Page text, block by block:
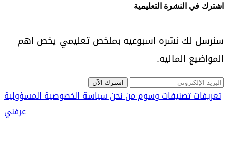
اشترك في النشرة التعليمية
سنرسل لك نشره اسبوعيه بملخص تعليمي يخص اهم
المواضيع الماليه.
اشترك الآن
تعريفاتتصنيفاتوسوممن نحنسياسة الخصوصيةالمسؤولية
عرفني